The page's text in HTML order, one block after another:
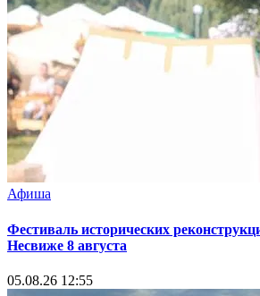
Афиша
Фестиваль исторических
Несвиже 8 августа
05.08.26 12:55